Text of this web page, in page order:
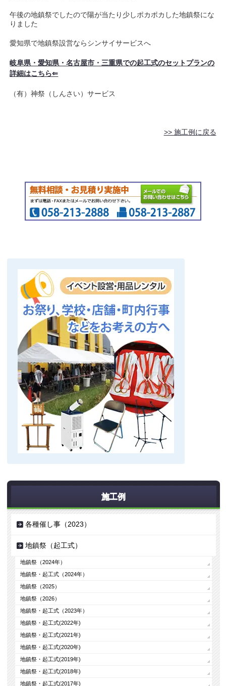
午後の地鎮祭でしたので陽が当たり少しポカポカした地鎮祭にな
りました
愛知県で地鎮祭設営ならシンサイサービスへ
岐阜県・愛知県・名古屋市・三重県での起工式のセットプランの
詳細はこちら⇐
（有）神祭（しんさい）サービス
>> 施工例に戻る
施工例
各種催し事（2023）
地鎮祭（起工式）
地鎮祭（2024年）
地鎮祭・起工式（2024年）
地鎮祭（2025）
地鎮祭（2026）
地鎮祭・起工式（2023年）
地鎮祭・起工式(2022年)
地鎮祭・起工式(2021年)
地鎮祭・起工式(2020年)
地鎮祭・起工式(2019年)
地鎮祭・起工式(2018年)
地鎮祭・起工式(2017年)